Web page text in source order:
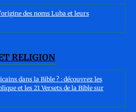
des noms Luba et leurs
dans la Bible ? : découvrez les
et les 21 Versets de la Bible sur